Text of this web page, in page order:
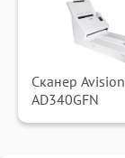
Сканер Avision
AD340GFN